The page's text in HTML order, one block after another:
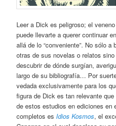
Leer a Dick es peligroso; el
puede llevarte a querer continuar
allá de lo “conveniente”. No sólo
otras de sus novelas o relatos
descubrir de dónde surgían,
largo de su bibliografía… Por
vedada exclusivamente para los
figura de Dick es tan relevante
de estos estudios en ediciones en
completos esIdios Kosmos, el